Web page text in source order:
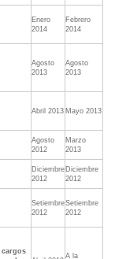
Enero
2014
Febrero
2014
Agosto
2013
Agosto
2013
Abril 2013 Mayo 2013
Agosto
2012
Marzo
2013
Diciembre
2012
Diciembre
2012
Setiembre
2012
Setiembre
2012
cargos
A la